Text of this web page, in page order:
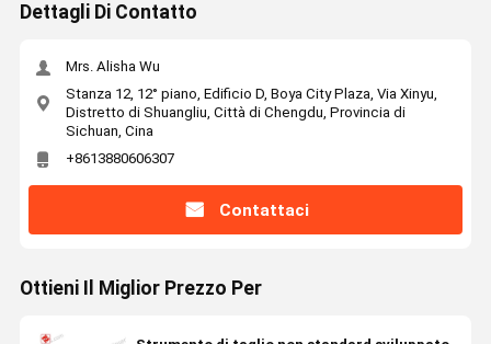
Dettagli Di Contatto
Mrs. Alisha Wu
Stanza 12, 12° piano, Edificio D, Boya City Plaza, Via Xinyu,
Distretto di Shuangliu, Città di Chengdu, Provincia di
Sichuan, Cina
+8613880606307
Contattaci
Ottieni Il Miglior Prezzo Per